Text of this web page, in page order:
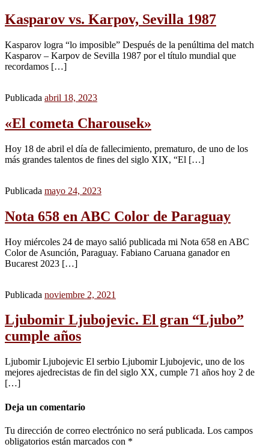
Kasparov vs. Karpov, Sevilla 1987
Kasparov logra “lo imposible” Después de la penúltima del match
Kasparov – Karpov de Sevilla 1987 por el título mundial que
recordamos […]
Publicada abril 18, 2023
«El cometa Charousek»
Hoy 18 de abril el día de fallecimiento, prematuro, de uno de los
más grandes talentos de fines del siglo XIX, “El […]
Publicada mayo 24, 2023
Nota 658 en ABC Color de Paraguay
Hoy miércoles 24 de mayo salió publicada mi Nota 658 en ABC
Color de Asunción, Paraguay. Fabiano Caruana ganador en
Bucarest 2023 […]
Publicada noviembre 2, 2021
Ljubomir Ljubojevic. El gran “Ljubo”
cumple años
Ljubomir Ljubojevic El serbio Ljubomir Ljubojevic, uno de los
mejores ajedrecistas de fin del siglo XX, cumple 71 años hoy 2 de
[…]
Deja un comentario
Tu dirección de correo electrónico no será publicada. Los campos
obligatorios están marcados con *